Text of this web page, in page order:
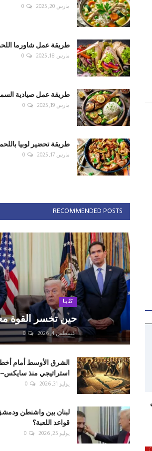
مارس 20, 2025 0
طريقة عمل شاورما
مارس 18, 2025 0
طريقة عمل صيادية
مارس 19, 2025 0
طريقة تحضير لوبيا
مارس 17, 2025 0
RECOMMENDED POSTS
كتّابنا
حين تخسر القوة
أغسطس 4, 2026 0
الشرق الأوسط أمام
استراتيجي منذ
يوليو 31, 2026 0
لبنان بين واشنطن
قواعد اللعبة؟
يوليو 25, 2026 0